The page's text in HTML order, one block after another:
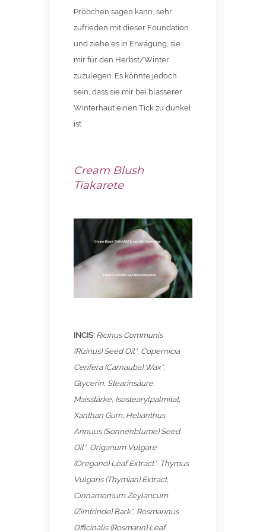
Pröbchen sagen kann, sehr
zufrieden mit dieser Foundation
und ziehe es in Erwägung, sie
mir für den Herbst/Winter
zuzulegen. Es könnte jedoch
sein, dass sie mir bei blasserer
Winterhaut einen Tick zu dunkel
ist.
Cream Blush
Tiakarete
INCIS: Ricinus Communis
(Rizinus) Seed Oil*, Copernicia
Cerifera (Carnauba) Wax*,
Glycerin, Stearinsäure,
Maisstärke, Isostearylpalmitat,
Xanthan Gum, Helianthus
Annuus (Sonnenblume) Seed
Oil*, Origanum Vulgare
(Oregano) Leaf Extract*, Thymus
Vulgaris (Thymian) Extract,
Cinnamomum Zeylancum
(Zimtrinde) Bark*, Rosmarinus
Officinalis (Rosmarin) Leaf